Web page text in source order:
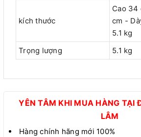
kích thước
Cao 34
cm -
5.1 kg
Trọng lượng
5.1 kg
YÊN TÂM KHI MUA HÀNG TẠI
LÂM
Hàng chính hãng mới 100%